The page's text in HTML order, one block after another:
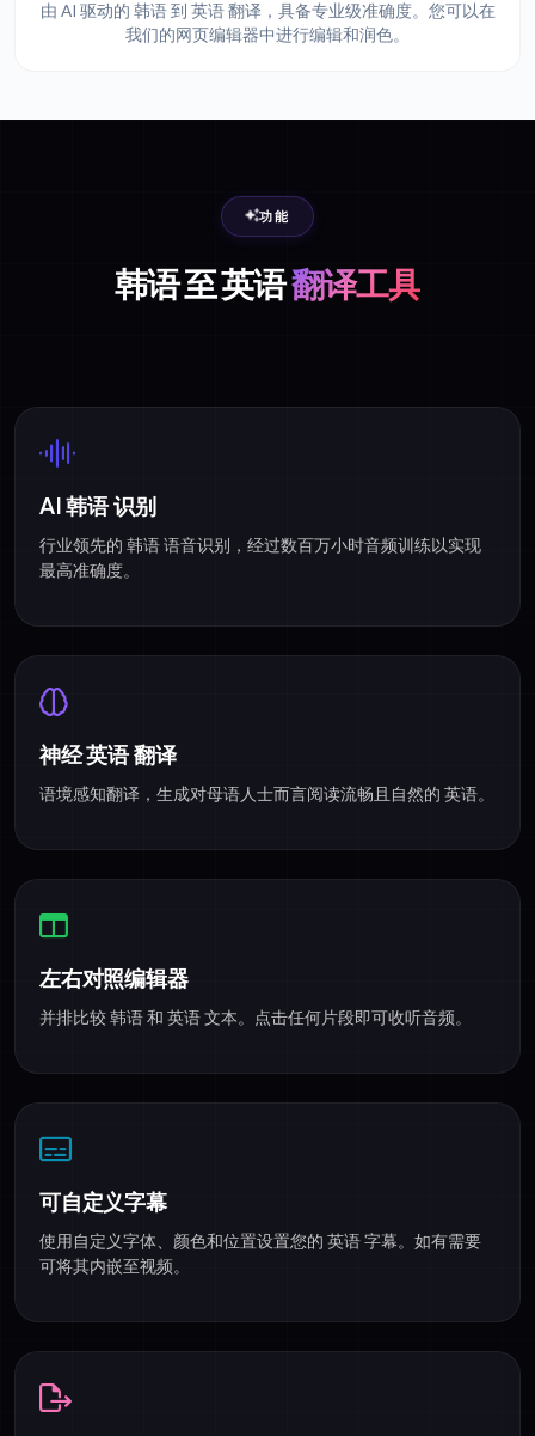
由 AI 驱动的 韩语 到 英语 翻译，具备专业级准确度。您可以在
我们的网页编辑器中进行编辑和润色。
功能
韩语 至 英语翻译工具
AI 韩语 识别
行业领先的 韩语 语音识别，经过数百万小时音频训练以实现
最高准确度。
神经 英语 翻译
语境感知翻译，生成对母语人士而言阅读流畅且自然的 英语。
左右对照编辑器
并排比较 韩语 和 英语 文本。点击任何片段即可收听音频。
可自定义字幕
使用自定义字体、颜色和位置设置您的 英语 字幕。如有需要
可将其内嵌至视频。